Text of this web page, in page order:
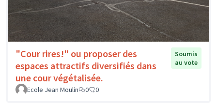
"Cour rires!" ou proposer des
espaces attractifs diversifiés dans
une cour végétalisée.
Soumis
au vote
Ecole Jean Moulin 0 0